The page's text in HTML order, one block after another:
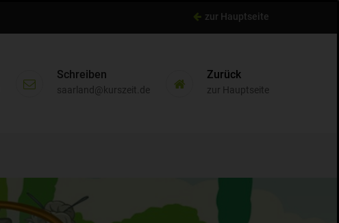
zur Hauptseite
Schreiben
saarland@kurszeit.de
Zurück
zur Hauptseite